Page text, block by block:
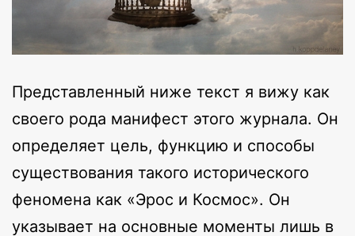
Представленный ниже текст я вижу как
своего рода манифест этого журнала. Он
определяет цель, функцию и способы
существования такого исторического
феномена как «Эрос и Космос». Он
указывает на основные моменты лишь в